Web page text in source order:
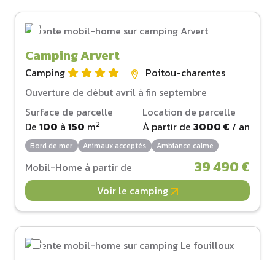
Camping Arvert
Camping
Poitou-charentes
Ouverture de début avril à fin septembre
Surface de parcelle
De 100 à 150 m2
Location de parcelle
À partir de 3000 € / an
Bord de mer Animaux acceptés Ambiance calme
Mobil-Home à partir de 39 490 €
Voir le camping